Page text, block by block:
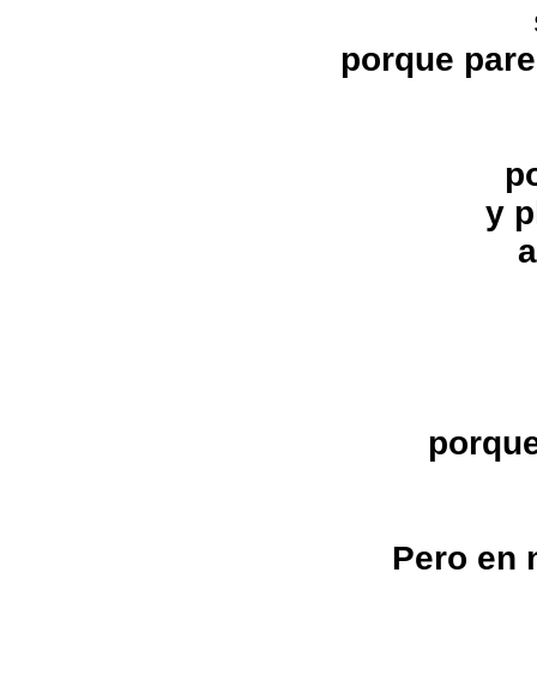
porque
y
Pero en